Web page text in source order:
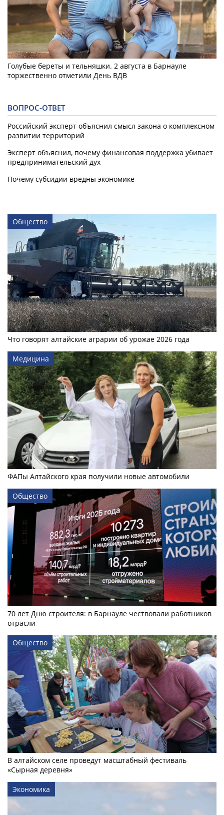
Голубые береты и тельняшки. 2 августа в Барнауле
торжественно отметили День ВДВ
ВОПРОС-ОТВЕТ
Российский эксперт объяснил смысл закона о комплексном
развитии территорий
Эксперт объяснил, почему финансовая поддержка убивает
предпринимательский дух
Почему субсидии вредны экономике
Общество
Что говорят алтайские аграрии об урожае 2026 года
Медицина
ФАПы Алтайского края получили новые автомобили
Общество
70 лет Дню строителя: в Барнауле чествовали работников
отрасли
Общество
В алтайском селе проведут масштабный фестиваль
«Сырная деревня»
Экономика